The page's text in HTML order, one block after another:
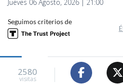
Jueves 06 Agosto, 2026 | 21:00
Seguimos criterios de
2580
visitas